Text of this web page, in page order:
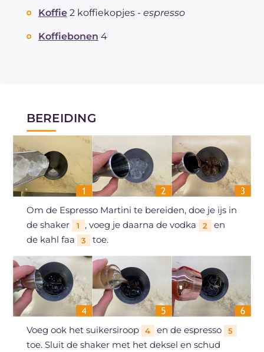
Koffie 2 koffiekopjes - espresso
Koffiebonen 4
BEREIDING
Om de Espresso Martini te bereiden, doe je ijs in
de shaker
1 , voeg je daarna de vodka 2
en
de kahl faa
3 toe.
Voeg ook het suikersiroop 4 en de espresso 5
toe. Sluit de shaker met het deksel en schud